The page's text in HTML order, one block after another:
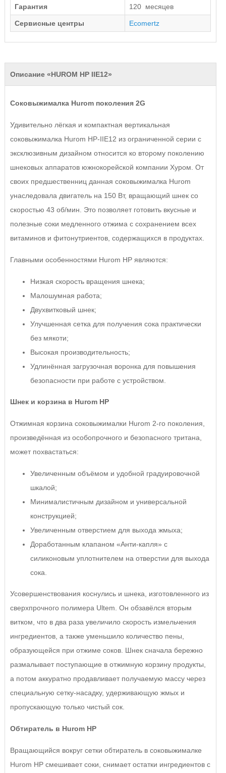
Гарантия 120 месяцев
Сервисные центры Ecomertz
Описание «HUROM HP IIE12»
Соковыжималка Hurom поколения 2G
Удивительно лёгкая и компактная вертикальная
соковыжималка Hurom HP-IIE12 из ограниченной серии с
эксклюзивным дизайном относится ко второму поколению
шнековых аппаратов южнокорейской компании Хуром. От
своих предшественниц данная соковыжималка Hurom
унаследовала двигатель на 150 Вт, вращающий шнек со
скоростью 43 об/мин. Это позволяет готовить вкусные и
полезные соки медленного отжима с сохранением всех
витаминов и фитонутриентов, содержащихся в продуктах.
Главными особенностями Hurom HP являются:
Низкая скорость вращения шнека;
Малошумная работа;
Двухвитковый шнек;
Улучшенная сетка для получения сока практически
без мякоти;
Высокая производительность;
Удлинённая загрузочная воронка для повышения
безопасности при работе с устройством.
Шнек и корзина в Hurom HP
Отжимная корзина соковыжималки Hurom 2-го поколения,
произведённая из особопрочного и безопасного тритана,
может похвастаться:
Увеличенным объёмом и удобной градуировочной
шкалой;
Минималистичным дизайном и универсальной
конструкцией;
Увеличенным отверстием для выхода жмыха;
Доработанным клапаном «Анти-капля» с
силиконовым уплотнителем на отверстии для выхода
сока.
Усовершенствования коснулись и шнека, изготовленного из
сверхпрочного полимера Ultem. Он обзавёлся вторым
витком, что в два раза увеличило скорость измельчения
ингредиентов, а также уменьшило количество пены,
образующейся при отжиме соков. Шнек сначала бережно
размалывает поступающие в отжимную корзину продукты,
а потом аккуратно продавливает получаемую массу через
специальную сетку-насадку, удерживающую жмых и
пропускающую только чистый сок.
Обтиратель в Hurom HP
Вращающийся вокруг сетки обтиратель в соковыжималке
Hurom HP смешивает соки, снимает остатки ингредиентов с